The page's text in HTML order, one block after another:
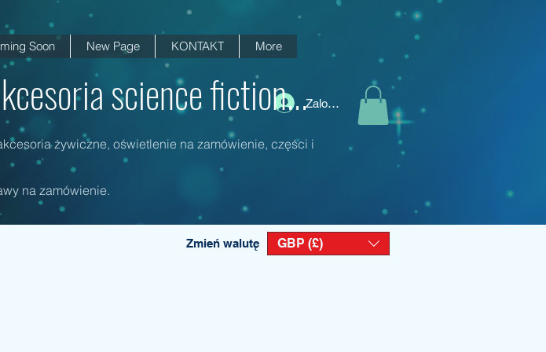
Soon New Page KONTAKT More
Zaloguj się
science fiction...
żywiczne, oświetlenie na zamówienie, części i
na zamówienie.
Zmień walutę GBP (£)